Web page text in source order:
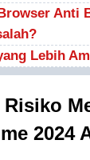
Anti
Lebih
Risiko
2024